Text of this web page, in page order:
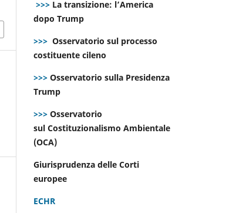
>>> La transizione: l’America
dopo Trump
>>> Osservatorio sul processo
costituente cileno
>>> Osservatorio sulla Presidenza
Trump
>>> Osservatorio
sul Costituzionalismo Ambientale
(OCA)
Giurisprudenza delle Corti
europee
ECHR